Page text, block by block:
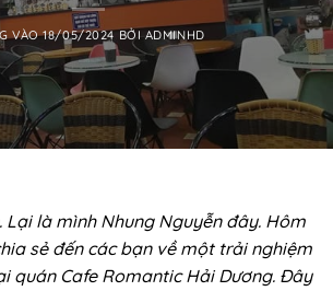
VÀO18/05/2024 BỞIADMINHD
Lại là mình Nhung Nguyễn đây. Hôm
sẻ đến các bạn về một trải nghiệm
quán Cafe Romantic Hải Dương. Đây